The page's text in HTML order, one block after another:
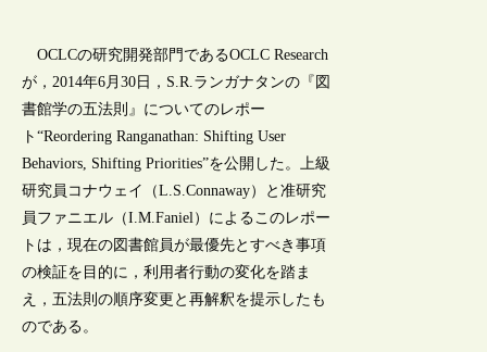
OCLCの研究開発部門であるOCLC Research
が，2014年6月30日，S.R.ランガナタンの『図
書館学の五法則』についてのレポー
ト“Reordering Ranganathan: Shifting User
Behaviors, Shifting Priorities”を公開した。上級
研究員コナウェイ（L.S.Connaway）と准研究
員ファニエル（I.M.Faniel）によるこのレポー
トは，現在の図書館員が最優先とすべき事項
の検証を目的に，利用者行動の変化を踏ま
え，五法則の順序変更と再解釈を提示したも
のである。